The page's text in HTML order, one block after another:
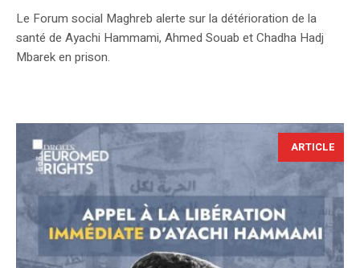
Le Forum social Maghreb alerte sur la détérioration de la
santé de Ayachi Hammami, Ahmed Souab et Chadha Hadj
Mbarek en prison.
ARTICLE